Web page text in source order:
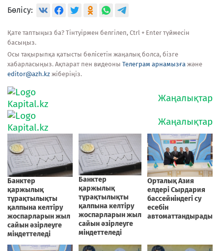
Бөлісу:
Қате таптыңыз ба? Тінтуірмен белгілеп, Ctrl + Enter түймесін
басыңыз.
Осы тақырыпқа қатысты бөлісетін жаңалық болса, бізге
хабарласыңыз. Ақпарат пен видеоны Телеграм арнамызға және
editor@azh.kz жіберіңіз.